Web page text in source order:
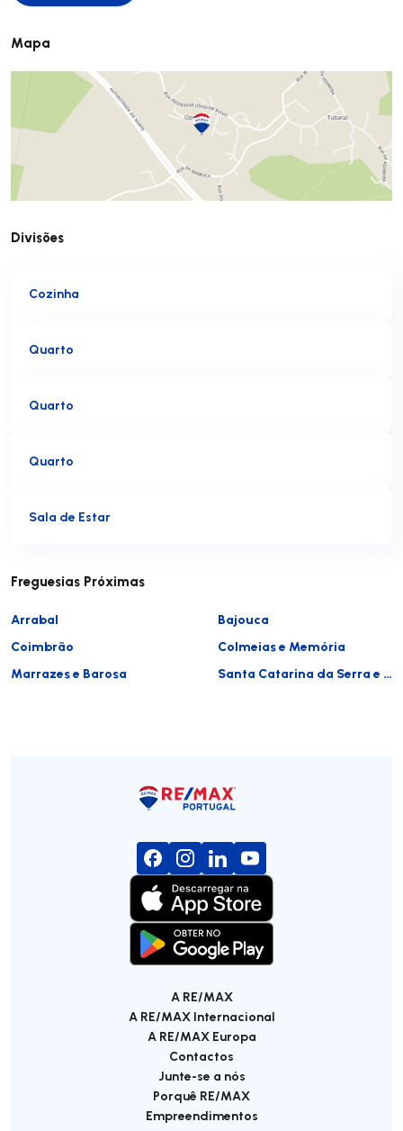
Mapa
Divisões
Cozinha
Quarto
Quarto
Quarto
Sala de Estar
Freguesias Próximas
Arrabal
Bajouca
Coimbrão
Colmeias e Memória
Marrazes e Barosa
Santa Catarina da Serra e Chainça
A RE/MAX
A RE/MAX Internacional
A RE/MAX Europa
Contactos
Junte-se a nós
Porquê RE/MAX
Empreendimentos